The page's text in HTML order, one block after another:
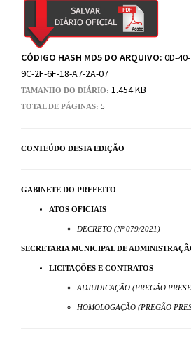
CÓDIGO HASH MD5 DO ARQUIVO: 0D-
9C-2F-6F-18-A7-2A-07
TAMANHO DO DIÁRIO: 1.454 KB
TOTAL DE PÁGINAS: 5
CONTEÚDO DESTA EDIÇÃO
GABINETE DO PREFEITO
ATOS OFICIAIS
DECRETO (Nº 079/2021)
SECRETARIA MUNICIPAL DE
LICITAÇÕES E CONTRATOS
ADJUDICAÇÃO (PREGÃO
HOMOLOGAÇÃO (PREGÃO